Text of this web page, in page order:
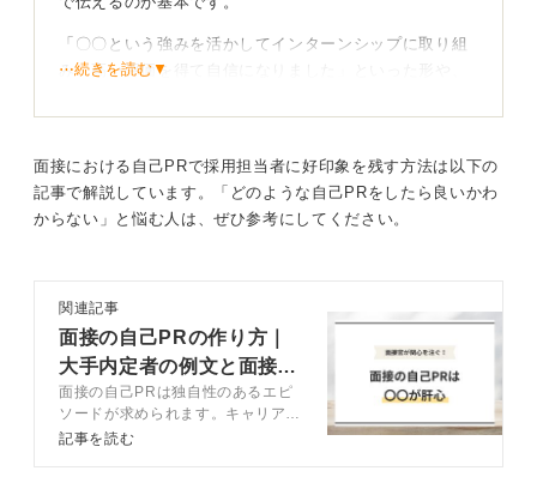
ではなく、自分の成長や強み、将来の展望と結びつけて
論理的に展開することで、採用担当者の心に残る自己PR
「〇〇という強みを活かしてインターンシップに取り組
み、高い評価を得て自信になりました」といった形や、
というように、失敗をプラスに転換する書き方も有効だ
エピソードは、サークル活動、部活動、研究、アルバイ
トなど、アピールポイントに繋がる具体的なエピソード
自分の言葉で具体的に記述することが重要です。
自分の経験に企業の魅力を重ねて伝えよう
また、「入社したら何をやってみたいか」「どのような
⋯続きを読む▼
面接における自己PRで採用担当者に好印象を残す方法は以下の
記事で解説しています。「どのような自己PRをしたら良いかわ
からない」と悩む人は、ぜひ参考にしてください。
関連記事
面接の自己PRの作り方｜
大手内定者の例文と面接官
の評価基準も公開
面接の自己PRは独自性のあるエピ
ソードが求められます。キャリアコ
ンサルタントが自己PRで盛り込む
記事を読む